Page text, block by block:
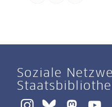
Soziale